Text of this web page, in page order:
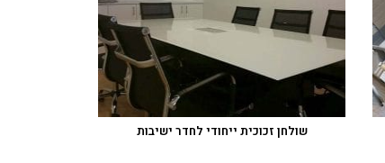
שולחן זכוכית ייחודי לחדר ישיבות